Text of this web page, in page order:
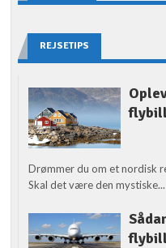
REJSETIPS
Drømmer du om et nordisk
Skal det være den mystiske...